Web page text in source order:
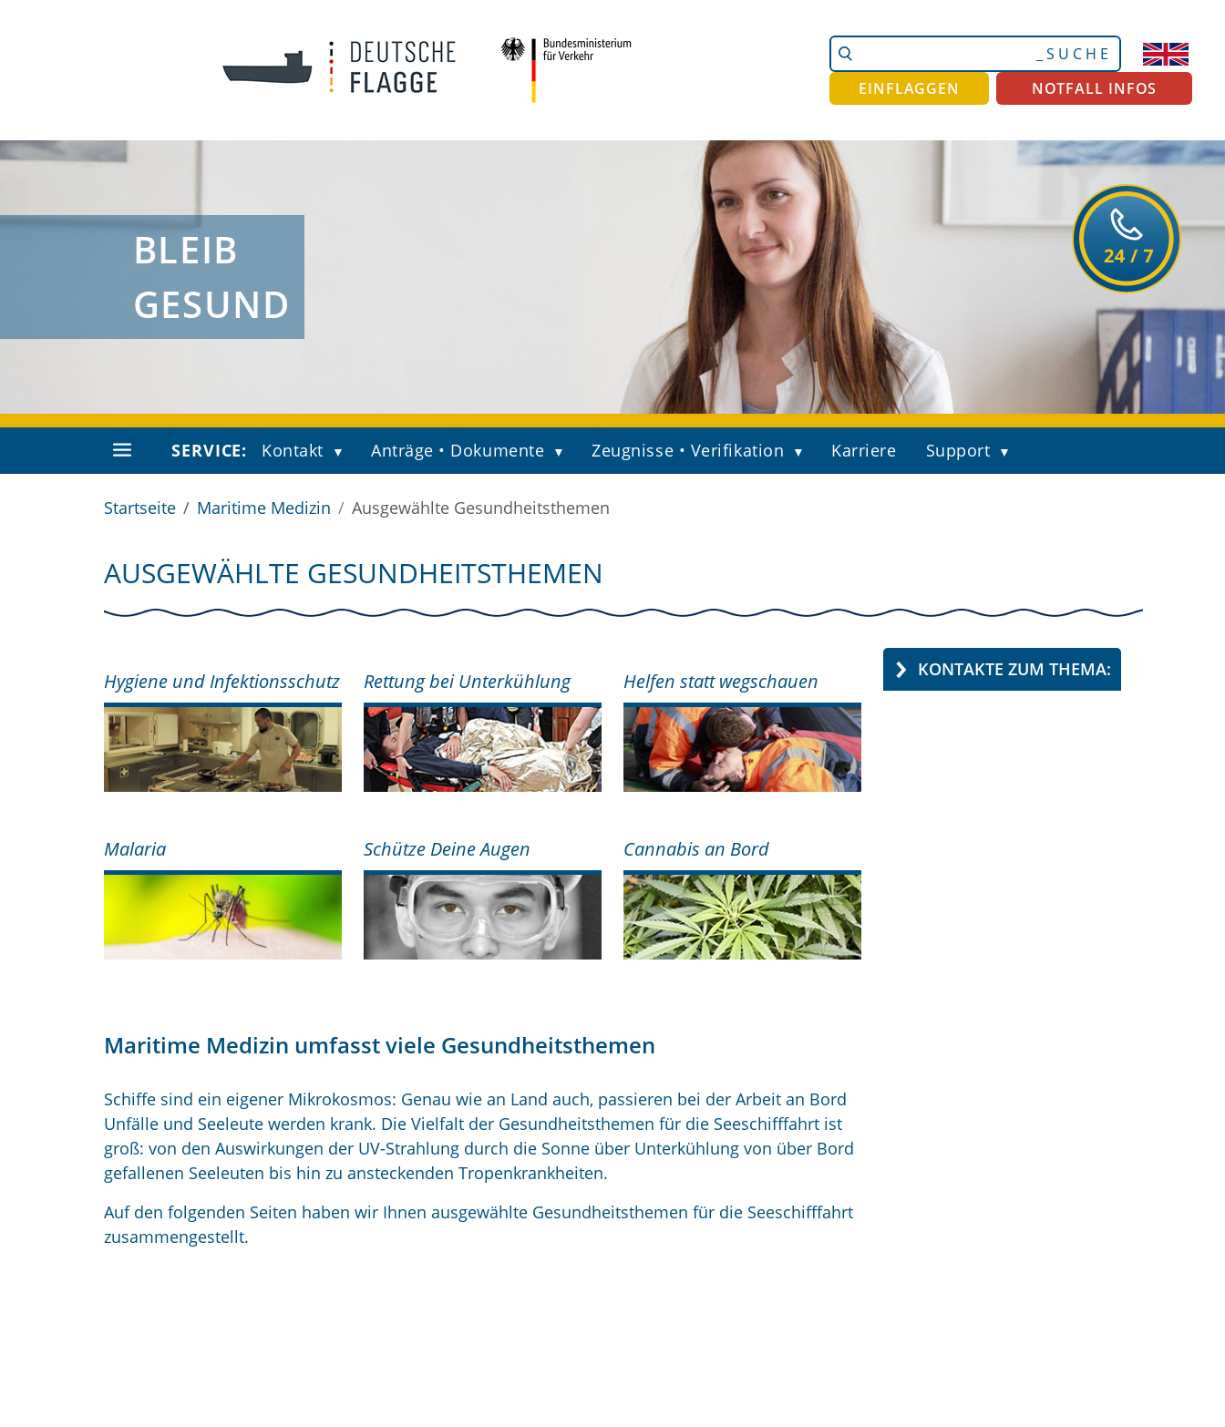
Website
durchsuchen
Erweiterte
Suche…
EINFLAGGEN
NOTFALL INFOS
BLEIB
GESUND
SERVICE: Kontakt Anträge • Dokumente Zeugnisse • Verifikation Karriere Support
Startseite Maritime Medizin Ausgewählte Gesundheitsthemen
AUSGEWÄHLTE GESUNDHEITSTHEMEN
Hygiene und Infektionsschutz Rettung bei Unterkühlung Helfen statt wegschauen
Malaria Schütze Deine Augen Cannabis an Bord
Maritime Medizin umfasst viele Gesundheitsthemen
Schiffe sind ein eigener Mikrokosmos: Genau wie an Land auch, passieren bei der Arbeit an Bord
Unfälle und Seeleute werden krank. Die Vielfalt der Gesundheitsthemen für die Seeschifffahrt ist
groß: von den Auswirkungen der UV-Strahlung durch die Sonne über Unterkühlung von über Bord
gefallenen Seeleuten bis hin zu ansteckenden Tropenkrankheiten.
Auf den folgenden Seiten haben wir Ihnen ausgewählte Gesundheitsthemen für die Seeschifffahrt
zusammengestellt.
KONTAKTE ZUM THEMA: